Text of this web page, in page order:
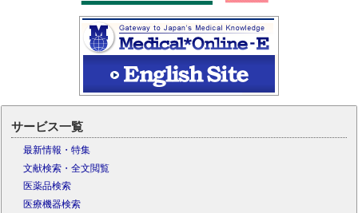
サービス一覧
最新情報・特集
文献検索・全文閲覧
医薬品検索
医療機器検索